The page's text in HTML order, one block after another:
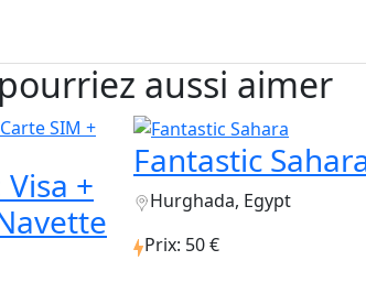
aussi aimer
+
Fantastic
Hurghada, Egypt
Prix: 50 €